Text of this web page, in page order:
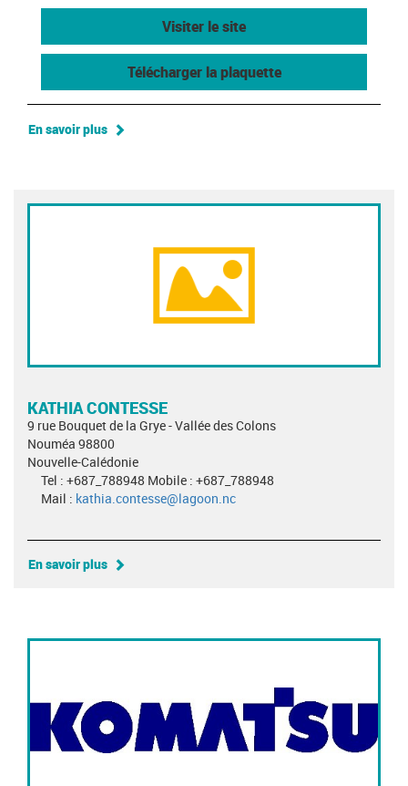
Visiter le site
Télécharger la plaquette
En savoir plus
KATHIA CONTESSE
9 rue Bouquet de la Grye - Vallée des Colons
Nouméa 98800
Nouvelle-Calédonie
Tel : +687_788948 Mobile : +687_788948
Mail : kathia.contesse@lagoon.nc
En savoir plus